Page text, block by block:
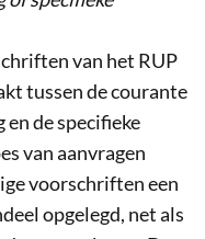
van het RUP
tussen de courante
de specifieke
van aanvragen
voorschriften een
opgelegd, net als